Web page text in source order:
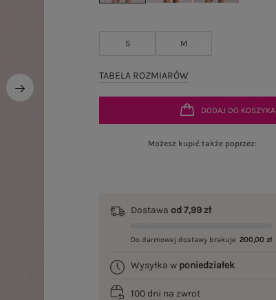
S M
TABELA ROZMIARÓW
DODAJ DO KOSZYKA
Możesz kupić także poprzez:
Dostawaod 7,99 zł
Do darmowej dostawy brakuje 200,00 zł
Wysyłka w poniedziałek
100 dni na zwrot